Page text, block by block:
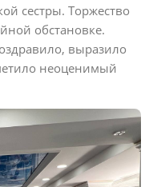
сестры. Торжество
обстановке.
выразило
неоценимый